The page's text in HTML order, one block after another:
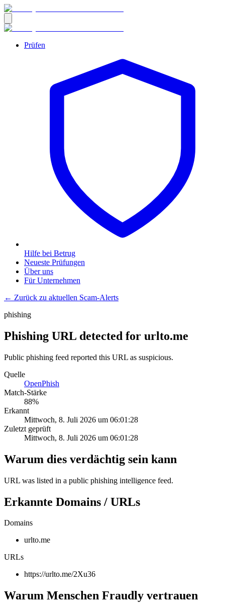
Prüfen
Hilfe bei Betrug
Neueste Prüfungen
Über uns
Für Unternehmen
← Zurück zu aktuellen Scam-Alerts
phishing
Phishing URL detected for urlto.me
Public phishing feed reported this URL as suspicious.
Quelle
OpenPhish
Match-Stärke
88%
Erkannt
Mittwoch, 8. Juli 2026 um 06:01:28
Zuletzt geprüft
Mittwoch, 8. Juli 2026 um 06:01:28
Warum dies verdächtig sein kann
URL was listed in a public phishing intelligence feed.
Erkannte Domains / URLs
Domains
urlto.me
URLs
https://urlto.me/2Xu36
Warum Menschen Fraudly vertrauen